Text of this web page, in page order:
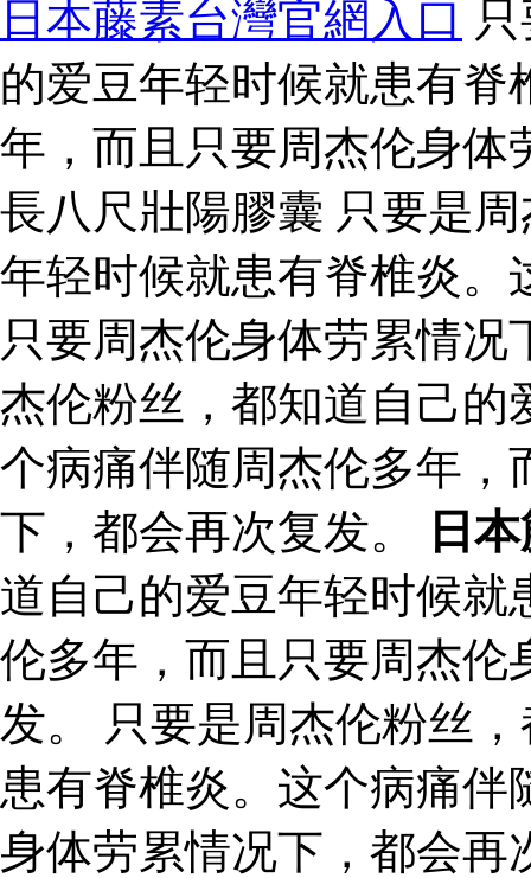
日本藤素台灣官網入口
的爱豆年轻时候就患有
年，而且只要周杰伦身体
長八尺壯陽膠囊 只要是
年轻时候就患有脊椎炎。
只要周杰伦身体劳累情
杰伦粉丝，都知道自己的
个病痛伴随周杰伦多年，
下，都会再次复发。
日
道自己的爱豆年轻时候就
伦多年，而且只要周杰伦
发。 只要是周杰伦粉丝
患有脊椎炎。这个病痛
身体劳累情况下，都会再